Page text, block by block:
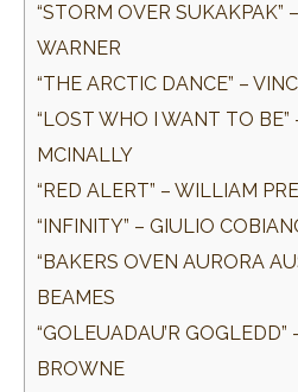
“STORM OVER SUKAKPAK”
WARNER
“THE ARCTIC DANCE” –
“LOST WHO I WANT TO BE”
MCINALLY
“RED ALERT” – WILLIAM
“INFINITY” – GIULIO
“BAKERS OVEN AURORA
BEAMES
“GOLEUADAU’R
BROWNE